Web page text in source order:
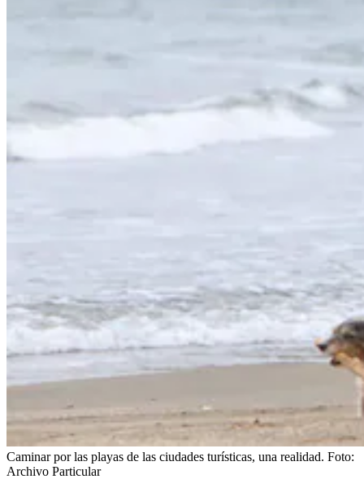
Caminar por las playas de las ciudades turísticas, una realidad. Foto:
Archivo Particular